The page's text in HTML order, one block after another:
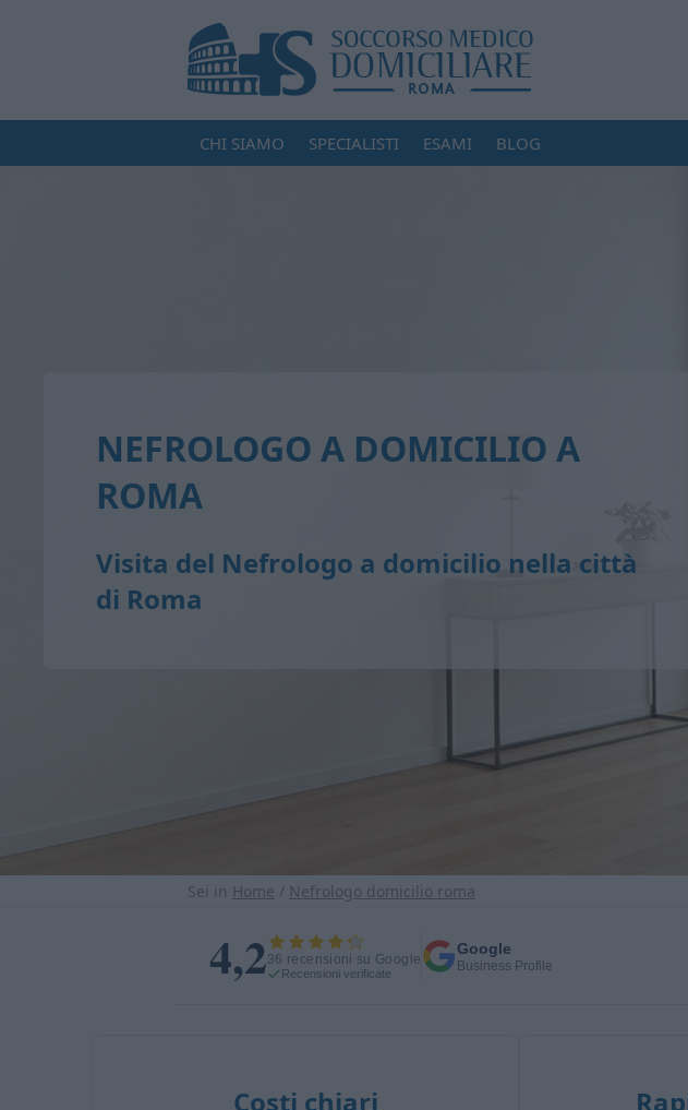
CHI SIAMO SPECIALISTI ESAMI BLOG
NEFROLOGO A DOMICILIO A
ROMA
Visita del Nefrologo a domicilio nella città
di Roma
Sei in Home / Nefrologo domicilio roma
4,236 recensioni su Google
Recensioni verificate
Google
Business Profile
Costi chiari